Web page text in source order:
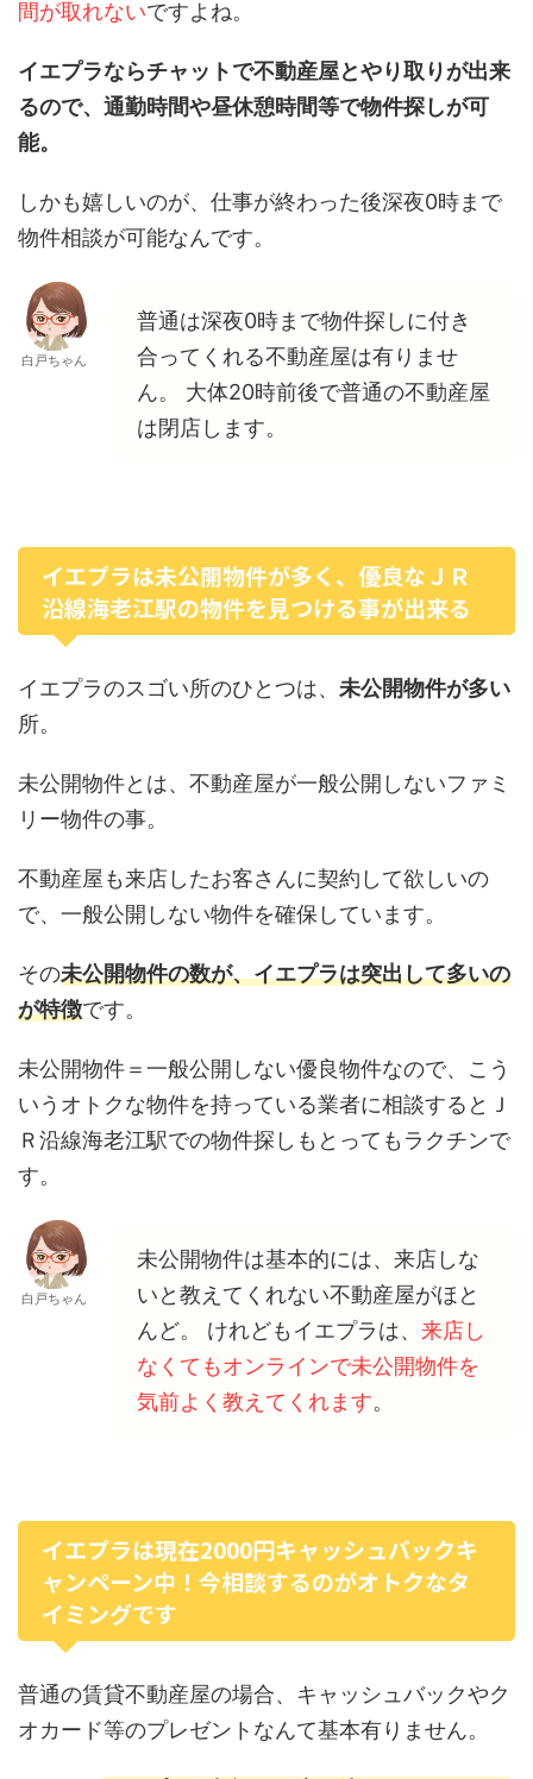
間が取れないですよね。
イエプラならチャットで不動産屋とやり取りが出来
るので、通勤時間や昼休憩時間等で物件探しが可
能。
しかも嬉しいのが、仕事が終わった後深夜0時まで
物件相談が可能なんです。
白戸ちゃん
普通は深夜0時まで物件探しに付き
合ってくれる不動産屋は有りませ
ん。 大体20時前後で普通の不動産屋
は閉店します。
イエプラは未公開物件が多く、優良なＪＲ
沿線海老江駅の物件を見つける事が出来る
イエプラのスゴい所のひとつは、 未公開物件が多い
所。
未公開物件とは、不動産屋が一般公開しないファミ
リー物件の事。
不動産屋も来店したお客さんに契約して欲しいの
で、一般公開しない物件を確保しています。
その未公開物件の数が、イエプラは突出して多いの
が特徴です。
未公開物件＝一般公開しない優良物件なので、こう
いうオトクな物件を持っている業者に相談するとＪ
Ｒ沿線海老江駅での物件探しもとってもラクチンで
す。
白戸ちゃん
未公開物件は基本的には、来店しな
いと教えてくれない不動産屋がほと
んど。 けれどもイエプラは、 来店し
なくてもオンラインで未公開物件を
気前よく教えてくれます。
イエプラは現在2000円キャッシュバックキ
ャンペーン中！今相談するのがオトクなタ
イミングです
普通の賃貸不動産屋の場合、キャッシュバックやク
オカード等のプレゼントなんて基本有りません。